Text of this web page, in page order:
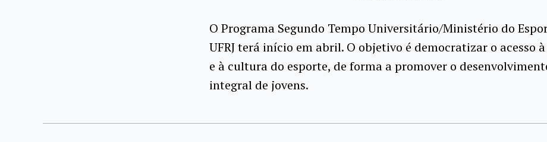
O Programa Segundo Tempo Universitário/Ministério do
UFRJ terá início em abril. O objetivo é democratizar o acesso
e à cultura do esporte, de forma a promover o
integral de jovens.